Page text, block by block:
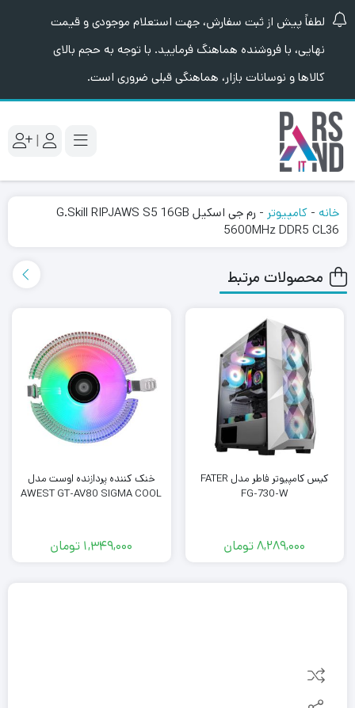
لطفاً پیش از ثبت سفارش، جهت استعلام موجودی و قیمت
نهایی، با فروشنده هماهنگ فرمایید. با توجه به حجم بالای
کالاها و نوسانات بازار، هماهنگی قبلی ضروری است.
|
خانه - کامپیوتر -
رم جی اسکیل G.Skill RIPJAWS S5 16GB
5600MHz DDR5 CL36
محصولات مرتبط
کیس کامپیوتر فاطر مدل FATER
FG-730-W
8,289,000تومان
خنک کننده پردازنده اوست مدل
AWEST GT-AV80 SIGMA COOL
1,349,000 تومان